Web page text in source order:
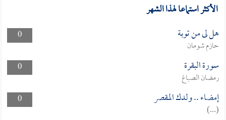
الأكثر استماعا لهذا الشهر
0 هل لى من توبة
حازم شومان
0
سورة البقرة
رمضان الصباغ
0
إمضاء .. ولدك المقصر
(...)